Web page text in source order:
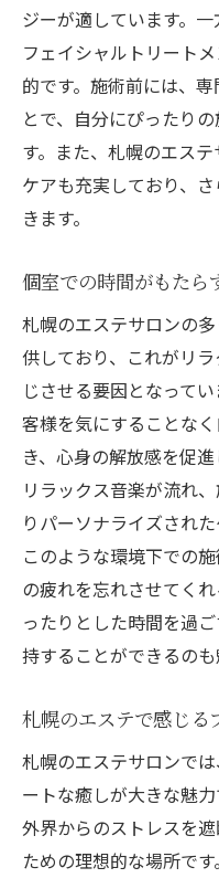
ジーが適しています。
フェイシャルトリート
的です。施術前には、
とで、自分にぴったり
す。また、札幌のエス
ケアも充実しており、
きます。
個室での時間がもたら
札幌のエステサロンの
供しており、これがリ
じさせる要因となって
客様を気にすることな
き、心身の解放感を促
リラックス音楽が流れ
りパーソナライズされ
このような環境下での
の疲れを忘れさせてく
ったりとした時間を過
持することができるのも
札幌のエステで感じる
札幌のエステサロンで
ートな癒しが大きな魅
外界からのストレスを
ための理想的な場所で